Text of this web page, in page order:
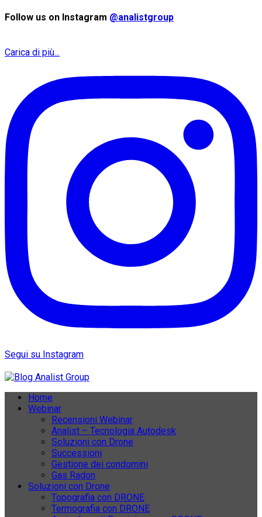
Follow us on Instagram @analistgroup
Carica di più...
Segui su Instagram
Home
Webinar
Recensioni Webinar
Analist – Tecnologia Autodesk
Soluzioni con Drone
Successioni
Gestione dei condomini
Gas Radon
Soluzioni con Drone
Topografia con DRONE
Termografia con DRONE